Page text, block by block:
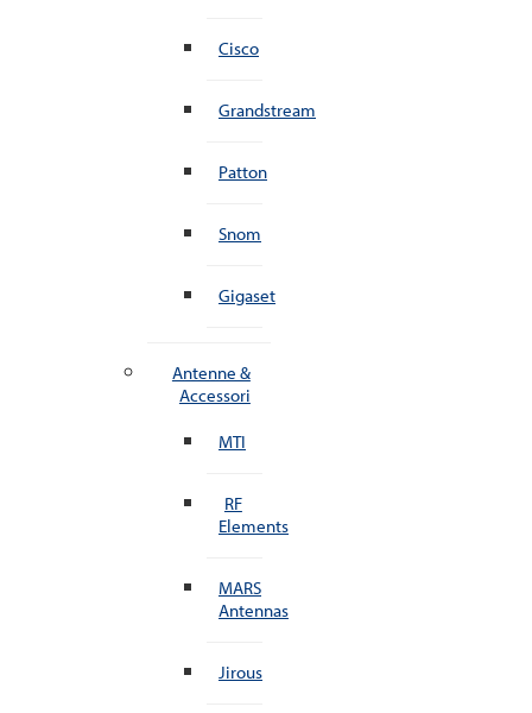
Cisco
Grandstream
Patton
Snom
Gigaset
Antenne &
Accessori
MTI
RF
Elements
MARS
Antennas
Jirous